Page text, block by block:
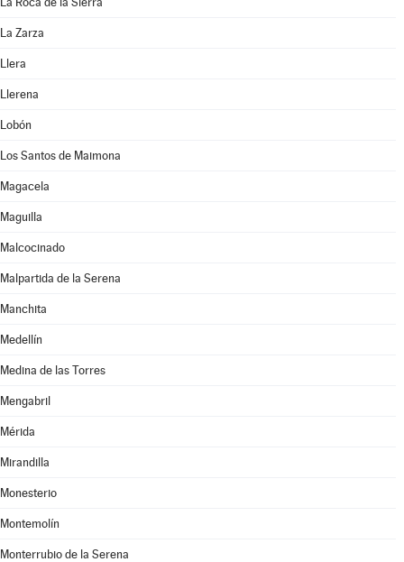
La Zarza
Llera
Llerena
Lobón
Los Santos de Maimona
Magacela
Maguilla
Malcocinado
Malpartida de la Serena
Manchita
Medellín
Medina de las Torres
Mengabril
Mérida
Mirandilla
Monesterio
Montemolín
Monterrubio de la Serena